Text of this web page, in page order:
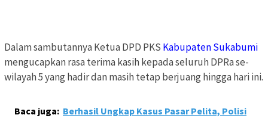
Dalam sambutannya Ketua DPD PKS Kabupaten Sukabumi
mengucapkan rasa terima kasih kepada seluruh DPRa se-
wilayah 5 yang hadir dan masih tetap berjuang hingga hari ini.
Baca juga: Berhasil Ungkap Kasus Pasar Pelita, Polisi